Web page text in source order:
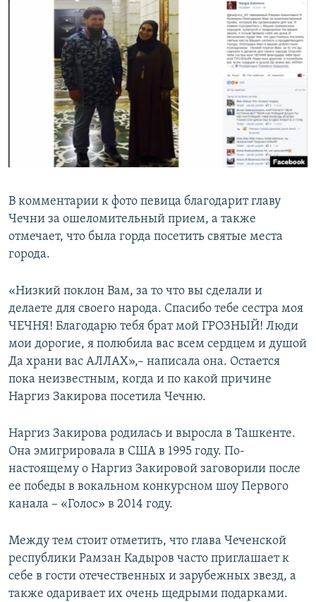
СЕВЕР.РЕАЛИИ
СИБИРЬ.РЕАЛИИ
РАСПИСАНИЕ ВЕЩАНИЯ
ПОДПИШИТЕСЬ НА РАССЫЛКУ
СОЦИАЛЬНЫЕ СЕТИ
Все сайты РСЕ/РС
В комментарии к фото певица благодарит главу
Чечни за ошеломительный прием, а также
отмечает, что была горда посетить святые места
города.
«Низкий поклон Вам, за то что вы сделали и
делаете для своего народа. Спасибо тебе сестра моя
ЧЕЧНЯ! Благодарю тебя брат мой ГРОЗНЫЙ! Люди
мои дорогие, я полюбила вас всем сердцем и душой
Да храни вас АЛЛАХ»,– написала она. Остается
пока неизвестным, когда и по какой причине
Наргиз Закирова посетила Чечню.
Наргиз Закирова родилась и выросла в Ташкенте.
Она эмигрировала в США в 1995 году. По-
настоящему о Наргиз Закировой заговорили после
ее победы в вокальном конкурсном шоу Первого
канала – «Голос» в 2014 году.
Между тем стоит отметить, что глава Чеченской
республики Рамзан Кадыров часто приглашает к
себе в гости отечественных и зарубежных звезд, а
также одаривает их очень щедрыми подарками.